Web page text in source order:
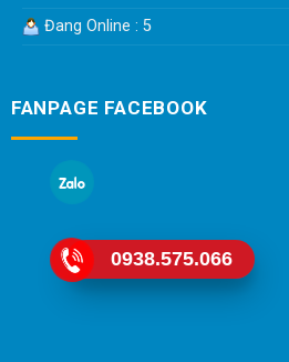
Đang Online : 5
FANPAGE FACEBOOK
0938.575.066